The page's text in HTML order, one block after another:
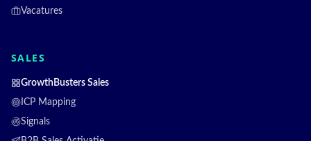
Vacatures
SALES
GrowthBusters Sales
ICP Mapping
Signals